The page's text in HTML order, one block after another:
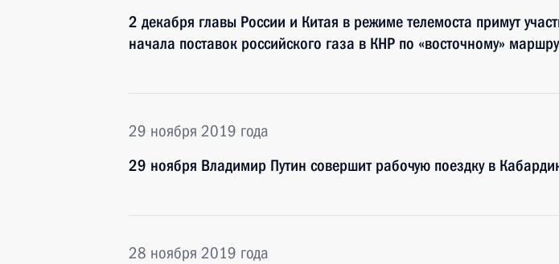
2 декабря главы России и Китая в режиме телемоста примут
начала поставок российского газа в КНР по «восточному»
29 ноября 2019 года
29 ноября Владимир Путин совершит рабочую поездку в
28 ноября 2019 года